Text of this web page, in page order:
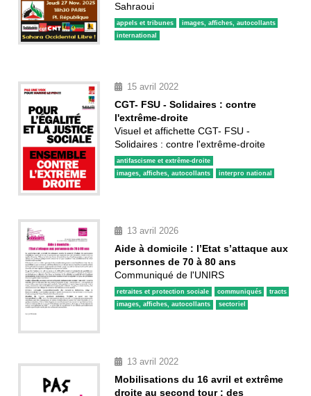
Sahraoui
appels et tribunes
images, affiches, autocollants
international
15 avril 2022
CGT- FSU - Solidaires : contre
l'extrême-droite
Visuel et affichette CGT- FSU -
Solidaires : contre l'extrême-droite
antifascisme et extrême-droite
images, affiches, autocollants
interpro national
13 avril 2026
Aide à domicile : l’Etat s’attaque aux
personnes de 70 à 80 ans
Communiqué de l'UNIRS
retraites et protection sociale communiqués
tracts
images, affiches, autocollants
sectoriel
13 avril 2022
Mobilisations du 16 avril et extrême
droite au second tour : des